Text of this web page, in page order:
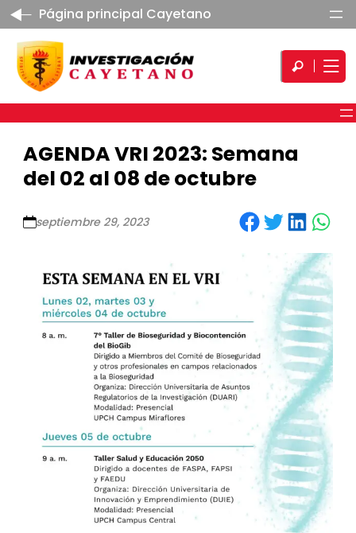
Página principal Cayetano
AGENDA VRI 2023: Semana
del 02 al 08 de octubre
septiembre 29, 2023 Share on Facebook Share on Twitter Share on LinkedIn Share on WhatsApp